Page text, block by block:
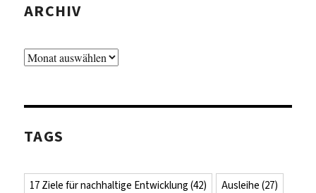
ARCHIV
Archiv
TAGS
17 Ziele für nachhaltige Entwicklung (42) Ausleihe (27)